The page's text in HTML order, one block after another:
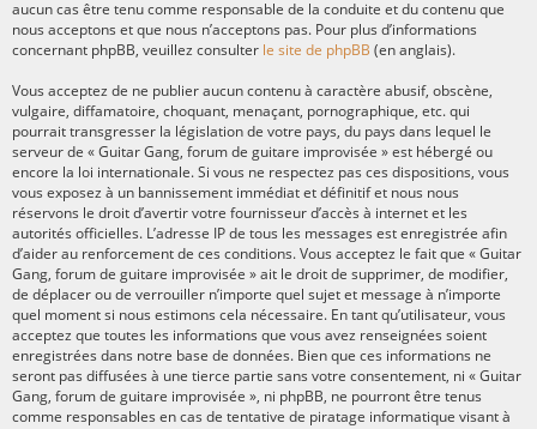
aucun cas être tenu comme responsable de la conduite et du contenu que
nous acceptons et que nous n’acceptons pas. Pour plus d’informations
concernant phpBB, veuillez consulter le site de phpBB (en anglais).
Vous acceptez de ne publier aucun contenu à caractère abusif, obscène,
vulgaire, diffamatoire, choquant, menaçant, pornographique, etc. qui
pourrait transgresser la législation de votre pays, du pays dans lequel le
serveur de « Guitar Gang, forum de guitare improvisée » est hébergé ou
encore la loi internationale. Si vous ne respectez pas ces dispositions, vous
vous exposez à un bannissement immédiat et définitif et nous nous
réservons le droit d’avertir votre fournisseur d’accès à internet et les
autorités officielles. L’adresse IP de tous les messages est enregistrée afin
d’aider au renforcement de ces conditions. Vous acceptez le fait que « Guitar
Gang, forum de guitare improvisée » ait le droit de supprimer, de modifier,
de déplacer ou de verrouiller n’importe quel sujet et message à n’importe
quel moment si nous estimons cela nécessaire. En tant qu’utilisateur, vous
acceptez que toutes les informations que vous avez renseignées soient
enregistrées dans notre base de données. Bien que ces informations ne
seront pas diffusées à une tierce partie sans votre consentement, ni « Guitar
Gang, forum de guitare improvisée », ni phpBB, ne pourront être tenus
comme responsables en cas de tentative de piratage informatique visant à